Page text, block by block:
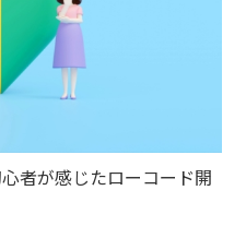
者が感じたローコード開